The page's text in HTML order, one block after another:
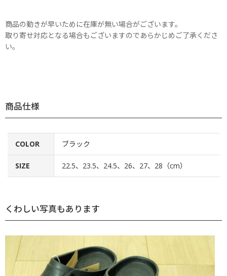
商品の動きが早いために在庫が無い場合がございます。
取り寄せ対応となる場合もございますのであらかじめご了承くださ
い。
商品仕様
COLOR ブラック
SIZE 22.5、23.5、24.5、26、27、28（cm）
くわしい写真もあります